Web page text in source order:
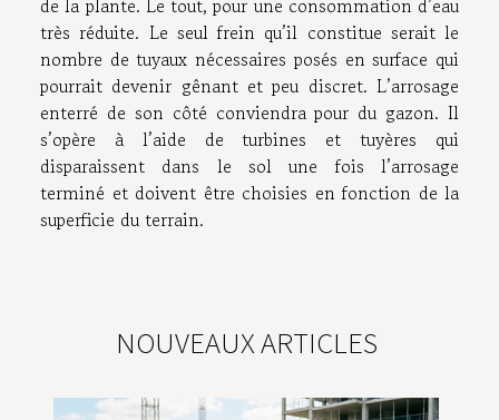
de la plante. Le tout, pour une consommation d’eau
très réduite. Le seul frein qu’il constitue serait le
nombre de tuyaux nécessaires posés en surface qui
pourrait devenir gênant et peu discret. L’arrosage
enterré de son côté conviendra pour du gazon. Il
s’opère à l’aide de turbines et tuyères qui
disparaissent dans le sol une fois l’arrosage
terminé et doivent être choisies en fonction de la
superficie du terrain.
NOUVEAUX ARTICLES